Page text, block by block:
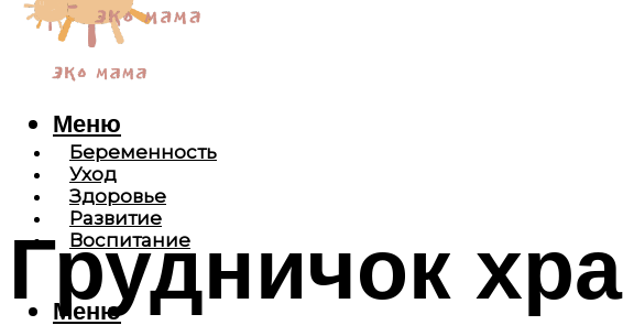
Беременность
Уход
Здоровье
Развитие
Воспитание
Меню
Меню
Грудничок